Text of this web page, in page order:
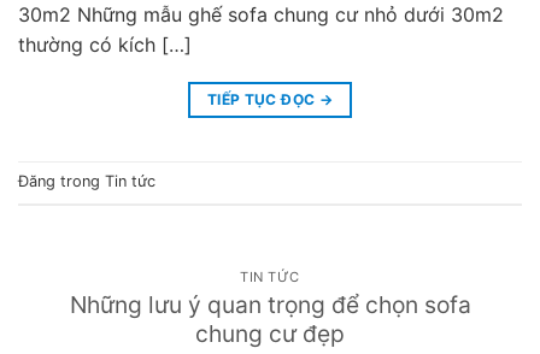
30m2 Những mẫu ghế sofa chung cư nhỏ dưới 30m2
thường có kích […]
TIẾP TỤC ĐỌC →
Đăng trong Tin tức
TIN TỨC
Những lưu ý quan trọng để chọn sofa
chung cư đẹp